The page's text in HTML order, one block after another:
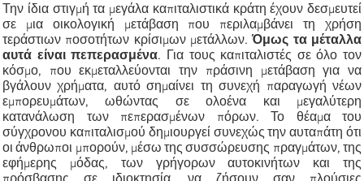
Την ίδια στιγμή τα μεγάλα καπιταλιστικά κράτη έχουν δεσμευτεί
σε μια οικολογική μετάβαση που περιλαμβάνει τη χρήση
τεράστιων ποσοτήτων κρίσιμων μετάλλων.Όμως τα μέταλλα
αυτά είναι πεπερασμένα. Για τους καπιταλιστές σε όλο τον
κόσμο, που εκμεταλλεύονται την πράσινη μετάβαση για να
βγάλουν χρήματα, αυτό σημαίνει τη συνεχή παραγωγή νέων
εμπορευμάτων, ωθώντας σε ολοένα και μεγαλύτερη
κατανάλωση των πεπερασμένων πόρων. Το θέαμα του
σύγχρονου καπιταλισμού δημιουργεί συνεχώς την αυταπάτη ότι
οι άνθρωποι μπορούν, μέσω της συσσώρευσης πραγμάτων, της
εφήμερης μόδας, των γρήγορων αυτοκινήτων και της